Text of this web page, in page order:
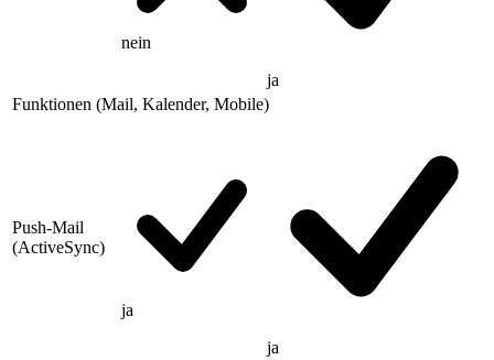
nein
ja
Funktionen (Mail, Kalender, Mobile)
Push-Mail
(ActiveSync)
ja
ja